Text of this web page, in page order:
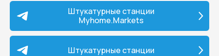
Штукатурные станции
Myhome.Markets
Штукатурные станции